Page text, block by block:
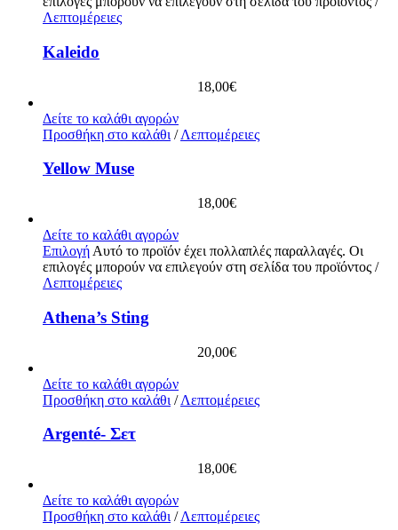
Λεπτομέρειες
Kaleido
18,00€
Δείτε το καλάθι αγορών
Προσθήκη στο καλάθι / Λεπτομέρειες
Yellow Muse
18,00€
Δείτε το καλάθι αγορών
Επιλογή Αυτό το προϊόν έχει πολλαπλές παραλλαγές. Οι
επιλογές μπορούν να επιλεγούν στη σελίδα του προϊόντος /
Λεπτομέρειες
Athena’s Sting
20,00€
Δείτε το καλάθι αγορών
Προσθήκη στο καλάθι / Λεπτομέρειες
Argenté- Σετ
18,00€
Δείτε το καλάθι αγορών
Προσθήκη στο καλάθι / Λεπτομέρειες